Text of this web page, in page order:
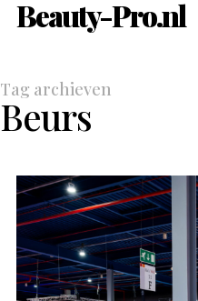
Beauty-Pro.nl
Tag archieven
Beurs